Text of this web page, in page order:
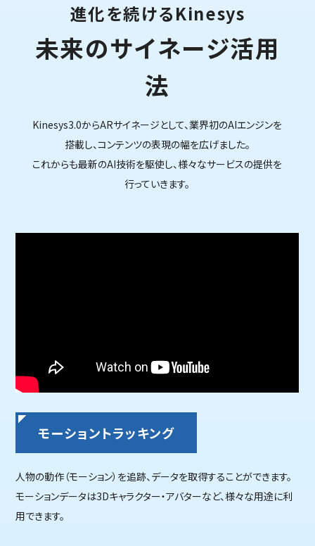
進化を続けるKinesys
未来のサイネージ活用
法
Kinesys3.0からARサイネージとして、業界初のAIエンジンを
搭載し、コンテンツの表現の幅を広げました。
これからも最新のAI技術を駆使し、様々なサービスの提供を
行っていきます。
モーショントラッキング
人物の動作（モーション）を追跡、データを取得することができます。
モーションデータは3Dキャラクター・アバターなど、様々な用途に利
用できます。